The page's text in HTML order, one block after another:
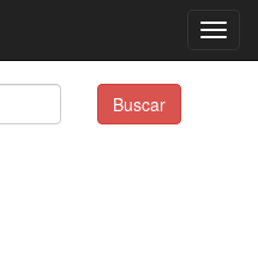
Buscar